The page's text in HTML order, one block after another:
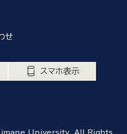
せ
スマホ表示
University. All Rights